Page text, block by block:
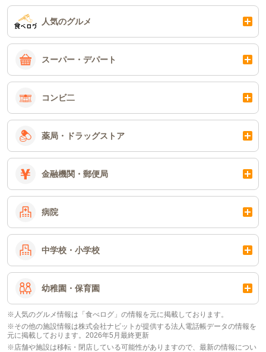
人気のグルメ
スーパー・デパート
コンビ二
薬局・ドラッグストア
金融機関・郵便局
病院
中学校・小学校
幼稚園・保育園
※人気のグルメ情報は「食べログ」の情報を元に掲載しております。
※その他の施設情報は株式会社ナビットが提供する法人電話帳データの情報を
元に掲載しております。2026年5月最終更新
※店舗や施設は移転・閉店している可能性がありますので、最新の情報につい